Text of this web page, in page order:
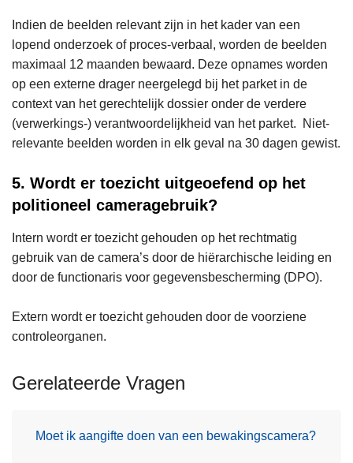
Indien de beelden relevant zijn in het kader van een
lopend onderzoek of proces-verbaal, worden de beelden
maximaal 12 maanden bewaard. Deze opnames worden
op een externe drager neergelegd bij het parket in de
context van het gerechtelijk dossier onder de verdere
(verwerkings-) verantwoordelijkheid van het parket. Niet-
relevante beelden worden in elk geval na 30 dagen gewist.
5. Wordt er toezicht uitgeoefend op het
politioneel cameragebruik?
Intern wordt er toezicht gehouden op het rechtmatig
gebruik van de camera’s door de hiërarchische leiding en
door de functionaris voor gegevensbescherming (DPO).
Extern wordt er toezicht gehouden door de voorziene
controleorganen.
Gerelateerde Vragen
Moet ik aangifte doen van een bewakingscamera?